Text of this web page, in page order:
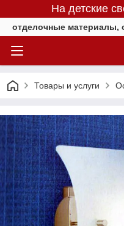
На детские
отделочные материалы,
Товары и услуги